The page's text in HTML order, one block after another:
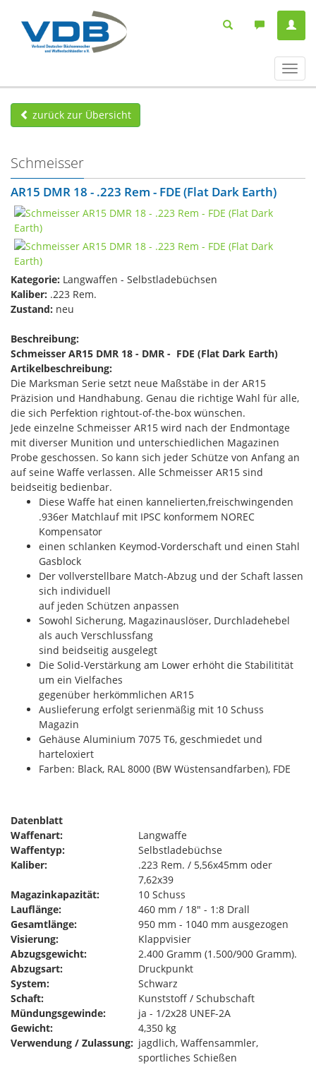
ein-/
zurück zur Übersicht
Schmeisser
AR15 DMR 18 - .223 Rem - FDE (Flat Dark Earth)
Kategorie: Langwaffen - Selbstladebüchsen
Kaliber: .223 Rem.
Zustand: neu
Beschreibung:
Schmeisser AR15 DMR 18 - DMR - FDE (Flat Dark Earth)
Artikelbeschreibung:
Die Marksman Serie setzt neue Maßstäbe in der AR15
Präzision und Handhabung. Genau die richtige Wahl für alle,
die sich Perfektion rightout-of-the-box wünschen.
Jede einzelne Schmeisser AR15 wird nach der Endmontage
mit diverser Munition und unterschiedlichen Magazinen
Probe geschossen. So kann sich jeder Schütze von Anfang an
auf seine Waffe verlassen. Alle Schmeisser AR15 sind
beidseitig bedienbar.
Diese Waffe hat einen kannelierten,freischwingenden
.936er Matchlauf mit IPSC konformem NOREC
Kompensator
einen schlanken Keymod-Vorderschaft und einen Stahl
Gasblock
Der vollverstellbare Match-Abzug und der Schaft lassen
sich individuell
auf jeden Schützen anpassen
Sowohl Sicherung, Magazinauslöser, Durchladehebel
als auch Verschlussfang
sind beidseitig ausgelegt
Die Solid-Verstärkung am Lower erhöht die Stabilitität
um ein Vielfaches
gegenüber herkömmlichen AR15
Auslieferung erfolgt serienmäßig mit 10 Schuss
Magazin
Gehäuse Aluminium 7075 T6, geschmiedet und
harteloxiert
Farben: Black, RAL 8000 (BW Wüstensandfarben), FDE
Datenblatt
Waffenart:
Langwaffe
Waffentyp:
Selbstladebüchse
Kaliber:
.223 Rem. / 5,56x45mm oder
7,62x39
Magazinkapazität:
10 Schuss
Lauflänge:
460 mm / 18" - 1:8 Drall
Gesamtlänge:
950 mm - 1040 mm ausgezogen
Visierung:
Klappvisier
Abzugsgewicht:
2.400 Gramm (1.500/900 Gramm).
Abzugsart:
Druckpunkt
System:
Schwarz
Schaft:
Kunststoff / Schubschaft
Mündungsgewinde:
ja - 1/2x28 UNEF-2A
Gewicht:
4,350 kg
Verwendung / Zulassung: jagdlich, Waffensammler,
sportliches Schießen